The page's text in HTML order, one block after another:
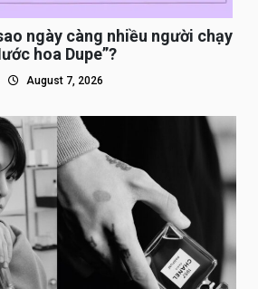
ngày càng nhiều người chạy
hoa Dupe”?
August 7, 2026